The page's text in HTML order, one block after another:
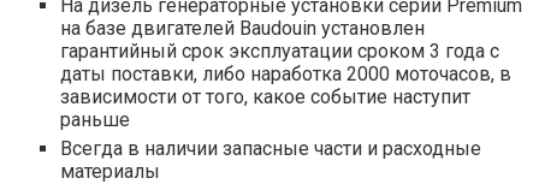
На дизель генераторные установки серии Premium
на базе двигателей Baudouin установлен
гарантийный срок эксплуатации сроком 3 года с
даты поставки, либо наработка 2000 моточасов, в
зависимости от того, какое событие наступит
раньше
Всегда в наличии запасные части и расходные
материалы